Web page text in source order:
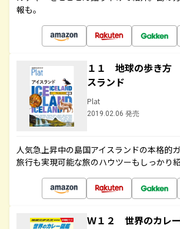
報も。
１１ 地球の歩き
スランド
Plat
2019.02.06 発売
人気急上昇中の島国アイスランドの本格的
旅行も実現可能な旅のハウツーもしっかり紹
Ｗ１２ 世界のカレ